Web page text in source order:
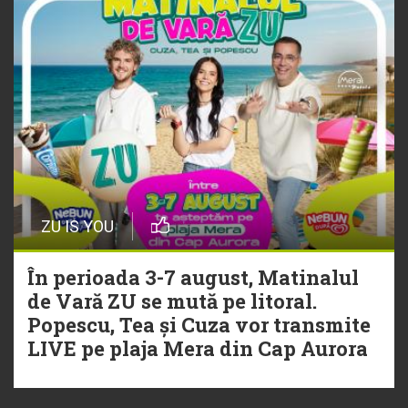
ZU IS YOU
În perioada 3-7 august, Matinalul
de Vară ZU se mută pe litoral.
Popescu, Tea și Cuza vor transmite
LIVE pe plaja Mera din Cap Aurora